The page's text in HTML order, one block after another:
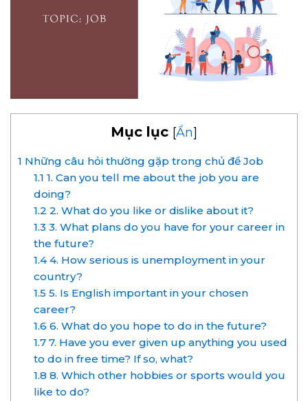
Mục lục [Ẩn]
1 Những câu hỏi thường gặp trong chủ đề Job
1.1 1. Can you tell me about the job you are
doing?
1.2 2. What do you like or dislike about it?
1.3 3. What plans do you have for your career in
the future?
1.44. How serious is unemployment in your
country?
1.5 5. Is English important in your chosen
career?
1.6 6. What do you hope to do in the future?
1.77. Have you ever given up anything you used
to do in free time? If so, what?
1.8 8. Which other hobbies or sports would you
like to do?